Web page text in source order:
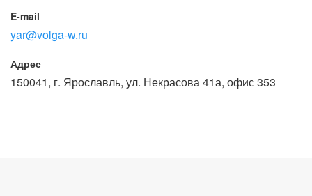
E-mail
yar@volga-w.ru
Адрес
150041, г. Ярославль, ул. Некрасова 41а, офис 353